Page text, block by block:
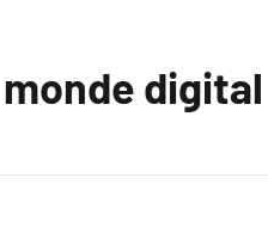
digital